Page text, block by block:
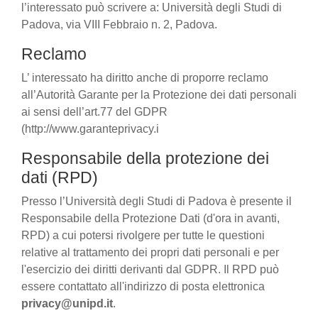
l’interessato può scrivere a: Università degli Studi di
Padova, via VIII Febbraio n. 2, Padova.
Reclamo
L’ interessato ha diritto anche di proporre reclamo
all’Autorità Garante per la Protezione dei dati personali
ai sensi dell’art.77 del GDPR
(http://www.garanteprivacy.i
Responsabile della protezione dei
dati (RPD)
Presso l’Università degli Studi di Padova è presente il
Responsabile della Protezione Dati (d'ora in avanti,
RPD) a cui potersi rivolgere per tutte le questioni
relative al trattamento dei propri dati personali e per
l'esercizio dei diritti derivanti dal GDPR. Il RPD può
essere contattato all'indirizzo di posta elettronica
privacy@unipd.it.